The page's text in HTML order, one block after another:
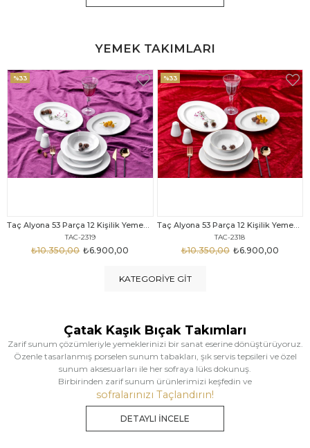
YEMEK TAKIMLARI
Taç Alyona 53 Parça 12 Kişilik Yemek Takımı Gold
TAC-2318
₺6.900,00
₺10.350,00
%33
Taç Eliza Alyona 53 Parça 12 Kişilik Yemek Takımı Platin
TAC-2316
₺9.499,00
₺12.669,00
%25
KATEGORIYE GIT
Çatak Kaşık Bıçak Takımları
Zarif sunum çözümleriyle yemeklerinizi bir sanat eserine dönüştürüyoruz.
Özenle tasarlanmış porselen sunum tabakları, şık servis tepsileri ve özel
sunum aksesuarları ile her sofraya lüks dokunuş.
Birbirinden zarif sunum ürünlerimizi keşfedin ve
sofralarınızı Taçlandırın!
DETAYLI İNCELE